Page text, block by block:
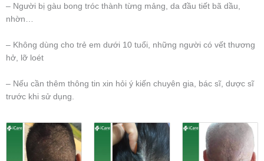
– Người bị gàu bong tróc thành từng mảng, da đầu tiết bã dầu,
nhờn…
– Không dùng cho trẻ em dưới 10 tuổi, những người có vết thương
hở, lỡ loét
– Nếu cần thêm thông tin xin hỏi ý kiến chuyên gia, bác sĩ, dược sĩ
trước khi sử dụng.